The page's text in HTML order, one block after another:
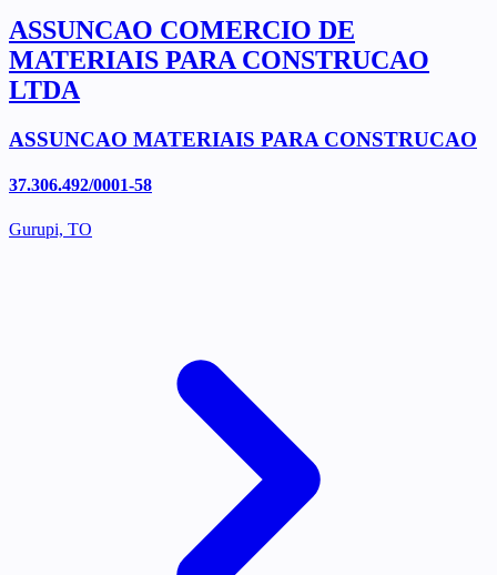
ASSUNCAO COMERCIO DE
MATERIAIS PARA CONSTRUCAO
LTDA
ASSUNCAO MATERIAIS PARA CONSTRUCAO
37.306.492/0001-58
Gurupi, TO